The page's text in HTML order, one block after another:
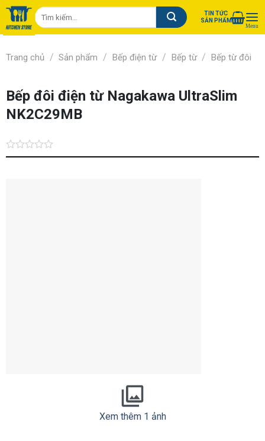
Chuyển
đến
nội
dung
Tìm
kiếm:
TIN TỨC
SẢN PHẨM
Trang chủ / Sản phẩm / Bếp điện từ / Bếp từ / Bếp từ đôi
Bếp đôi điện từ Nagakawa UltraSlim
NK2C29MB
Được
Xem thêm 1 ảnh